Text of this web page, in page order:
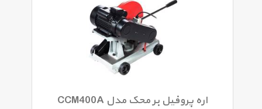
اره پروفیل بر محک مدل CCM400A